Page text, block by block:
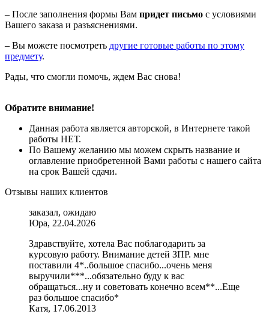
– После заполнения формы Вам придет письмо с условиями
Вашего заказа и разъяснениями.
– Вы можете посмотреть другие готовые работы по этому
предмету.
Рады, что смогли помочь, ждем Вас снова!
Обратите внимание!
Данная работа является авторской, в Интернете такой
работы НЕТ.
По Вашему желанию мы можем скрыть название и
оглавление приобретенной Вами работы с нашего сайта
на срок Вашей сдачи.
Отзывы наших клиентов
заказал, ожидаю
Юра, 22.04.2026
Здравствуйте, хотела Вас поблагодарить за
курсовую работу. Внимание детей ЗПР. мне
поставили 4*..большое спасибо...очень меня
выручили***...обязательно буду к вас
обращаться...ну и советовать конечно всем**...Еще
раз большое спасибо*
Катя, 17.06.2013